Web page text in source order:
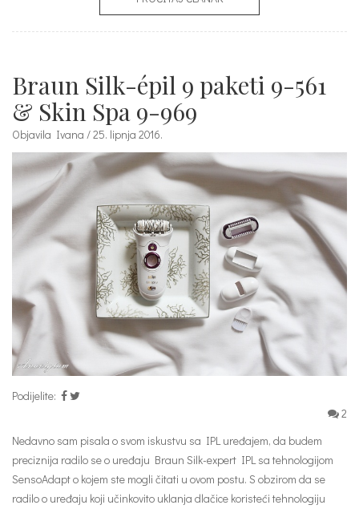
Braun Silk-épil 9 paketi 9-561
& Skin Spa 9-969
Objavila Ivana / 25. lipnja 2016.
Podijelite:
2
Nedavno sam pisala o svom iskustvu sa IPL uređajem, da budem
preciznija radilo se o uređaju Braun Silk-expert IPL sa tehnologijom
SensoAdapt o kojem ste mogli čitati u ovom postu. S obzirom da se
radilo o uređaju koji učinkovito uklanja dlačice koristeći tehnologiju